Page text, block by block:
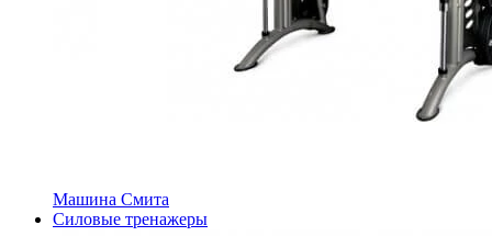
Машина Смита
Силовые тренажеры